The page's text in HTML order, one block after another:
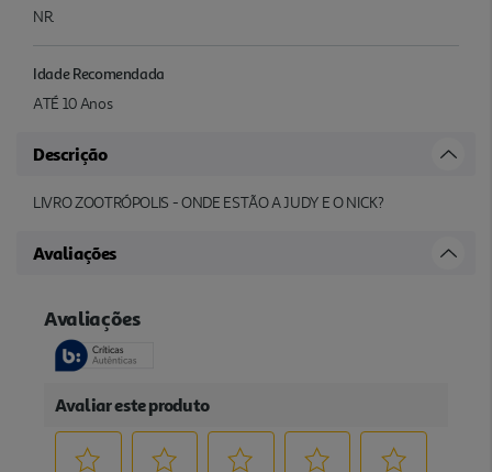
NR.
Idade Recomendada
ATÉ 10 Anos
Descrição
LIVRO ZOOTRÓPOLIS - ONDE ESTÃO A JUDY E O NICK?
Avaliações